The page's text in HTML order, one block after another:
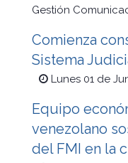
Gestión
Comienza
Sistema
Lunes 01 de
Equipo
venezolano
del FMI en la